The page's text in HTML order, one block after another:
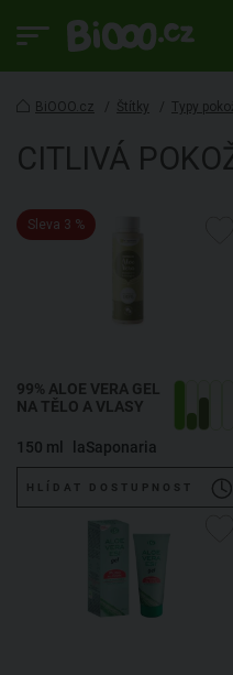
BiOOO.cz / Štítky / Typy
CITLIVÁ
Sleva 3 %
99% ALOE VERA GEL
NA TĚLO A VLASY
150 ml laSaponaria
HLÍDAT DOSTUPNOST